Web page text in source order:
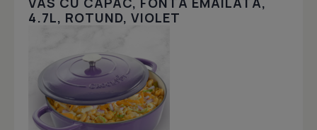
4.7L, ROTUND, VIOLET